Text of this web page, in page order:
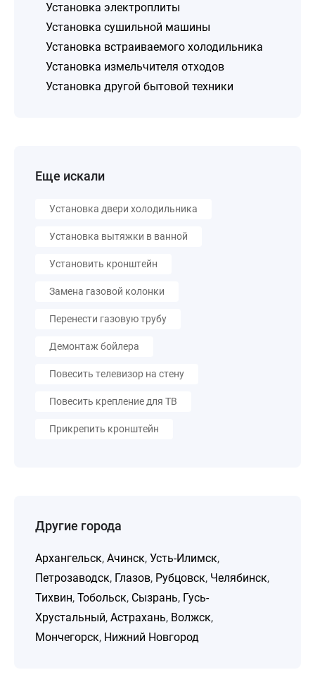
Установка электроплиты
Установка сушильной машины
Установка встраиваемого холодильника
Установка измельчителя отходов
Установка другой бытовой техники
Еще искали
Установка двери холодильника
Установка вытяжки в ванной
Установить кронштейн
Замена газовой колонки
Перенести газовую трубу
Демонтаж бойлера
Повесить телевизор на стену
Повесить крепление для ТВ
Прикрепить кронштейн
Другие города
Архангельск, Ачинск, Усть-Илимск,
Петрозаводск, Глазов, Рубцовск, Челябинск,
Тихвин, Тобольск, Сызрань, Гусь-
Хрустальный, Астрахань, Волжск,
Мончегорск, Нижний Новгород